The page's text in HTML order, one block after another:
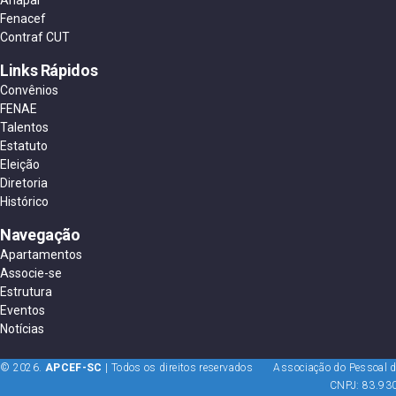
Fenacef
Contraf CUT
Links Rápidos
Convênios
FENAE
Talentos
Estatuto
Eleição
Diretoria
Histórico
Navegação
Apartamentos
Associe-se
Estrutura
Eventos
Notícias
© 2026. APCEF-SC
| Todos os direitos reservados Associação do Pessoal
CNPJ: 83.930.198/